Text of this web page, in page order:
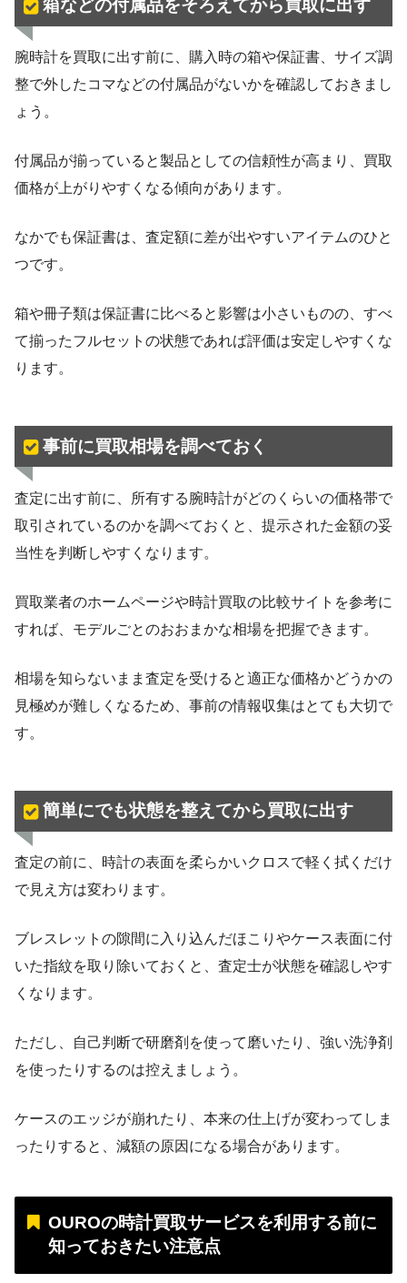
箱などの付属品をそろえてから買取に出す
腕時計を買取に出す前に、購入時の箱や保証書、サイズ調
整で外したコマなどの付属品がないかを確認しておきまし
ょう。
付属品が揃っていると製品としての信頼性が高まり、買取
価格が上がりやすくなる傾向があります。
なかでも保証書は、査定額に差が出やすいアイテムのひと
つです。
箱や冊子類は保証書に比べると影響は小さいものの、すべ
て揃ったフルセットの状態であれば評価は安定しやすくな
ります。
事前に買取相場を調べておく
査定に出す前に、所有する腕時計がどのくらいの価格帯で
取引されているのかを調べておくと、提示された金額の妥
当性を判断しやすくなります。
買取業者のホームページや時計買取の比較サイトを参考に
すれば、モデルごとのおおまかな相場を把握できます。
相場を知らないまま査定を受けると適正な価格かどうかの
見極めが難しくなるため、事前の情報収集はとても大切で
す。
簡単にでも状態を整えてから買取に出す
査定の前に、時計の表面を柔らかいクロスで軽く拭くだけ
で見え方は変わります。
ブレスレットの隙間に入り込んだほこりやケース表面に付
いた指紋を取り除いておくと、査定士が状態を確認しやす
くなります。
ただし、自己判断で研磨剤を使って磨いたり、強い洗浄剤
を使ったりするのは控えましょう。
ケースのエッジが崩れたり、本来の仕上げが変わってしま
ったりすると、減額の原因になる場合があります。
OUROの時計買取サービスを利用する前に
知っておきたい注意点